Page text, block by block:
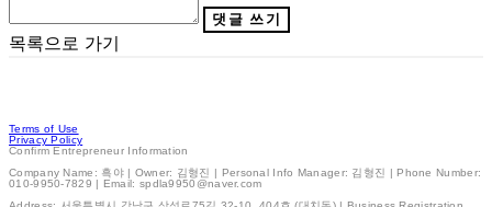
댓글 쓰기
목록으로 가기
Terms of Use
Privacy Policy
Confirm Entrepreneur Information
Company Name: 흑야 | Owner: 김형진 | Personal Info Manager: 김형진 | Phone Number:
010-9950-7829 | Email: spdla9950@naver.com